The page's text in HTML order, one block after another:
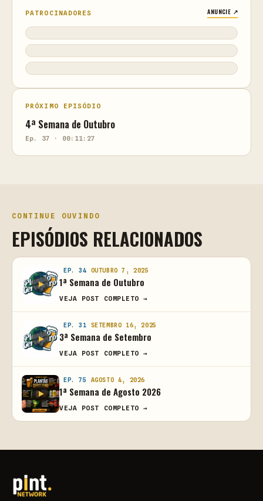
PATROCINADORES ANUNCIE ↗
PRÓXIMO EPISÓDIO
4ª Semana de Outubro
Ep. 37 · 00:11:27
CONTINUE OUVINDO
EPISÓDIOS RELACIONADOS
EP. 34 OUTUBRO 7, 2025
1ª Semana de Outubro
VEJA POST COMPLETO →
EP. 31 SETEMBRO 16, 2025
3ª Semana de Setembro
VEJA POST COMPLETO →
EP. 75 AGOSTO 4, 2026
1ª Semana de Agosto 2026
VEJA POST COMPLETO →